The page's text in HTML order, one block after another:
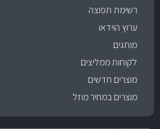
רשימת תפוצה
ערוץ הוידאו
מותגים
לקוחות ממליצים
מוצרים חדשים
מוצרים במחיר מוזל